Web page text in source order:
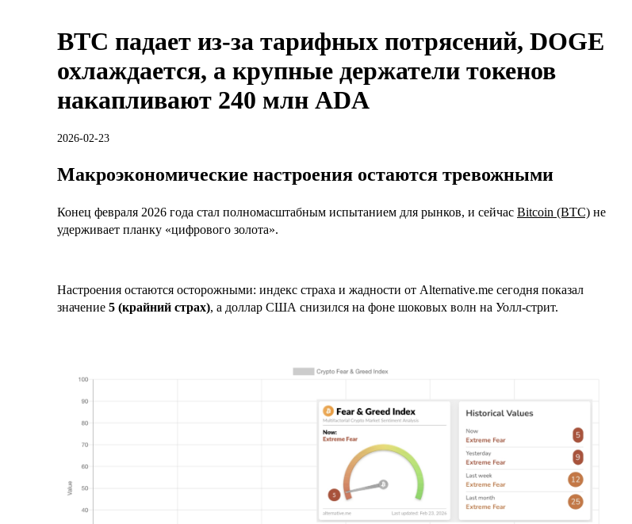
BTC падает из-за тарифных потрясений, DOGE
охлаждается, а крупные держатели токенов
накапливают 240 млн ADA
2026-02-23
Макроэкономические настроения остаются тревожными
Конец февраля 2026 года стал полномасштабным испытанием для рынков, и сейчас Bitcoin (BTC) не
удерживает планку «цифрового золота».
Настроения остаются осторожными: индекс страха и жадности от Alternative.me сегодня показал
значение 5 (крайний страх), а доллар США снизился на фоне шоковых волн на Уолл-стрит.